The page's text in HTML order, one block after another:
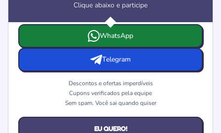
Clique abaixo e participe
Escolha onde deseja receber as ofertas e cupons da Nike
WhatsApp
Telegram
Descontos e ofertas imperdíveis
Cupons verificados pela equipe
Sem spam. Você sai quando quiser
EU QUERO!